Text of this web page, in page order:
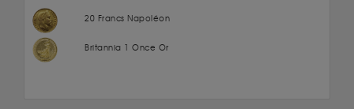
20 Francs Napoléon
Britannia 1 Once Or